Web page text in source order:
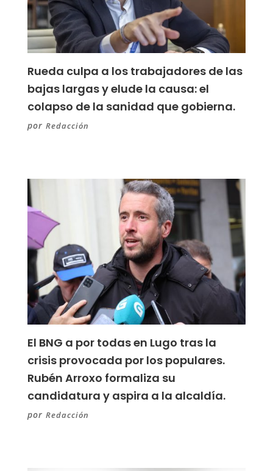
Rueda culpa a los trabajadores de las
bajas largas y elude la causa: el
colapso de la sanidad que gobierna.
por Redacción
El BNG a por todas en Lugo tras la
crisis provocada por los populares.
Rubén Arroxo formaliza su
candidatura y aspira a la alcaldía.
por Redacción